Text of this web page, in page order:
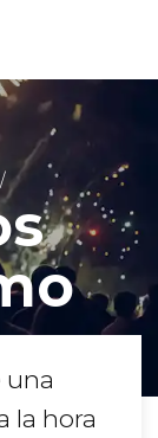
una
la hora